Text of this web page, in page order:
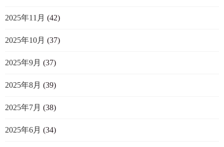
2025年11月 (42)
2025年10月 (37)
2025年9月 (37)
2025年8月 (39)
2025年7月 (38)
2025年6月 (34)